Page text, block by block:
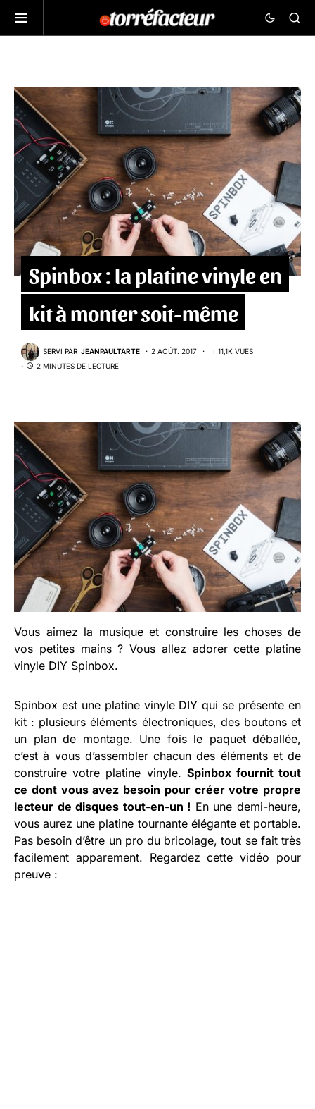
Spinbox : la platine vinyle en
kit à monter soit-même
SERVI PAR JEANPAULTARTE 2 AOÛT. 2017
11,1K VUES
2 MINUTES DE LECTURE
Vous aimez la musique et construire les choses de
vos petites mains ? Vous allez adorer cette platine
vinyle DIY Spinbox.
Spinbox est une platine vinyle DIY qui se présente en
kit : plusieurs éléments électroniques, des boutons et
un plan de montage. Une fois le paquet déballée,
c’est à vous d’assembler chacun des éléments et de
construire votre platine vinyle. Spinbox fournit tout
ce dont vous avez besoin pour créer votre propre
lecteur de disques tout-en-un ! En une demi-heure,
vous aurez une platine tournante élégante et portable.
Pas besoin d’être un pro du bricolage, tout se fait très
facilement apparement. Regardez cette vidéo pour
preuve :